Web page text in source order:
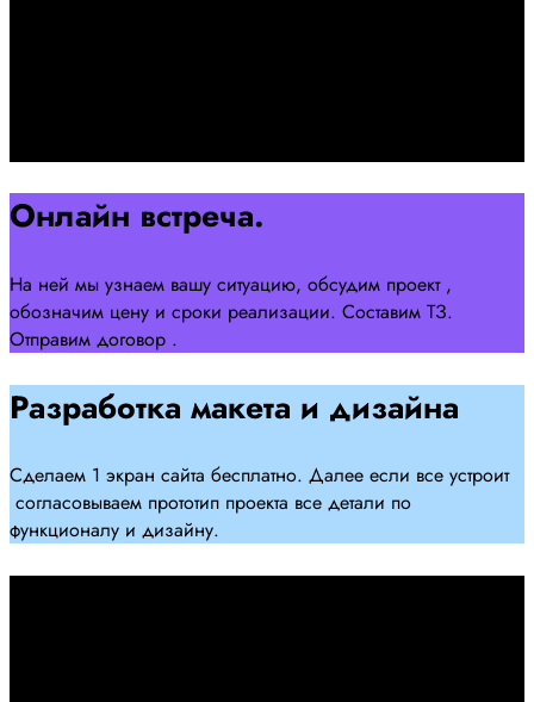
Онлайн встреча.
На ней мы узнаем вашу ситуацию, обсудим проект ,
обозначим цену и сроки реализации. Составим ТЗ.
Отправим договор .
Разработка макета и дизайна
Сделаем 1 экран сайта бесплатно. Далее если все устроит
согласовываем прототип проекта все детали по
функционалу и дизайну.